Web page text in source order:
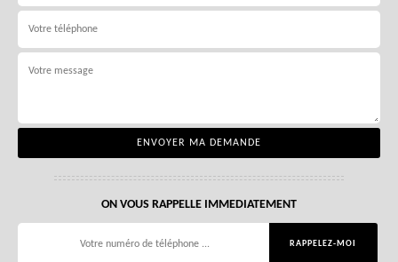
ON VOUS RAPPELLE IMMEDIATEMENT